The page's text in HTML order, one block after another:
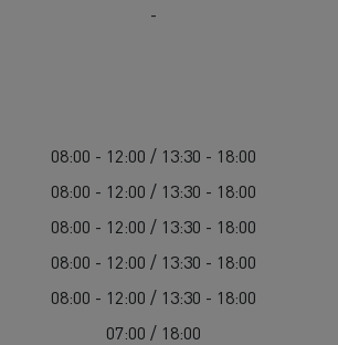
-
08:00 - 12:00 / 13:30 - 18:00
08:00 - 12:00 / 13:30 - 18:00
08:00 - 12:00 / 13:30 - 18:00
08:00 - 12:00 / 13:30 - 18:00
08:00 - 12:00 / 13:30 - 18:00
07:00 / 18:00